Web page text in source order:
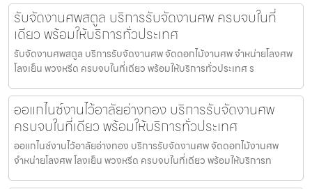
รับจัดงานศพสตูล บริการรับจัดงานศพ ครบจบในที่
เดียว พร้อมให้บริการทั่วประเทศ
รับจัดงานศพสตูล บริการรับจัดงานศพ จัดดอกไม้งานศพ จำหน่ายโลงศพ
โลงเย็น พวงหรีด ครบจบในที่เดียว พร้อมให้บริการทั่วประเทศ ร
ออแกไนซ์งานไว้อาลัยอ่างทอง บริการรับจัดงานศพ
ครบจบในที่เดียว พร้อมให้บริการทั่วประเทศ
ออแกไนซ์งานไว้อาลัยอ่างทอง บริการรับจัดงานศพ จัดดอกไม้งานศพ
จำหน่ายโลงศพ โลงเย็น พวงหรีด ครบจบในที่เดียว พร้อมให้บริการท